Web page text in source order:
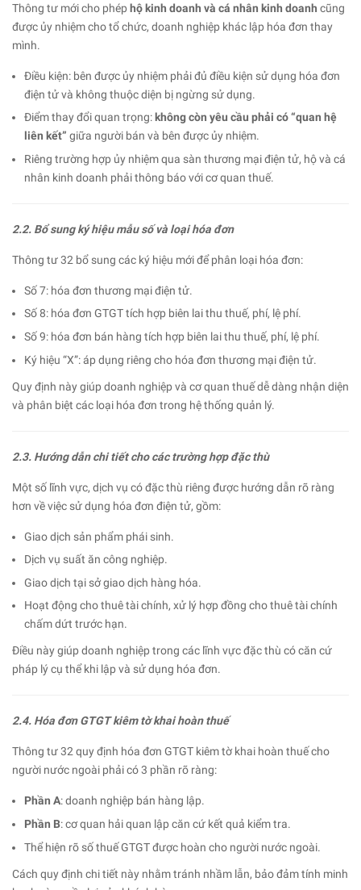
Thông tư mới cho phép hộ kinh doanh và cá nhân kinh doanh cũng
được ủy nhiệm cho tổ chức, doanh nghiệp khác lập hóa đơn thay
mình.
Điều kiện: bên được ủy nhiệm phải đủ điều kiện sử dụng hóa đơn
điện tử và không thuộc diện bị ngừng sử dụng.
Điểm thay đổi quan trọng: không còn yêu cầu phải có “quan hệ
liên kết” giữa người bán và bên được ủy nhiệm.
Riêng trường hợp ủy nhiệm qua sàn thương mại điện tử, hộ và cá
nhân kinh doanh phải thông báo với cơ quan thuế.
2.2. Bổ sung ký hiệu mẫu số và loại hóa đơn
Thông tư 32 bổ sung các ký hiệu mới để phân loại hóa đơn:
Số 7: hóa đơn thương mại điện tử.
Số 8: hóa đơn GTGT tích hợp biên lai thu thuế, phí, lệ phí.
Số 9: hóa đơn bán hàng tích hợp biên lai thu thuế, phí, lệ phí.
Ký hiệu “X”: áp dụng riêng cho hóa đơn thương mại điện tử.
Quy định này giúp doanh nghiệp và cơ quan thuế dễ dàng nhận diện
và phân biệt các loại hóa đơn trong hệ thống quản lý.
2.3. Hướng dẫn chi tiết cho các trường hợp đặc thù
Một số lĩnh vực, dịch vụ có đặc thù riêng được hướng dẫn rõ ràng
hơn về việc sử dụng hóa đơn điện tử, gồm:
Giao dịch sản phẩm phái sinh.
Dịch vụ suất ăn công nghiệp.
Giao dịch tại sở giao dịch hàng hóa.
Hoạt động cho thuê tài chính, xử lý hợp đồng cho thuê tài chính
chấm dứt trước hạn.
Điều này giúp doanh nghiệp trong các lĩnh vực đặc thù có căn cứ
pháp lý cụ thể khi lập và sử dụng hóa đơn.
2.4. Hóa đơn GTGT kiêm tờ khai hoàn thuế
Thông tư 32 quy định hóa đơn GTGT kiêm tờ khai hoàn thuế cho
người nước ngoài phải có 3 phần rõ ràng:
Phần A: doanh nghiệp bán hàng lập.
Phần B: cơ quan hải quan lập căn cứ kết quả kiểm tra.
Thể hiện rõ số thuế GTGT được hoàn cho người nước ngoài.
Cách quy định chi tiết này nhằm tránh nhầm lẫn, bảo đảm tính minh